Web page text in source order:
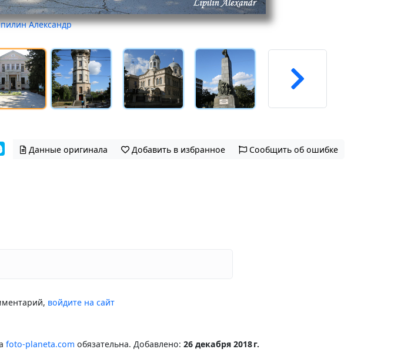
Александр
Данные оригинала Добавить в избранное Сообщить об ошибке
войдите на сайт
foto-planeta.com обязательна. Добавлено: 26 декабря 2018 г.